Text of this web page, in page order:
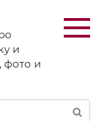
и
фото и